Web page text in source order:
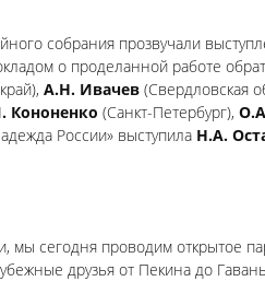
собрания прозвучали
о проделанной работе
А.Н. Ивачев (Свердловская
Кононенко (Санкт-Петербург),
России» выступила Н.А.
сегодня проводим открытое
друзья от Пекина до